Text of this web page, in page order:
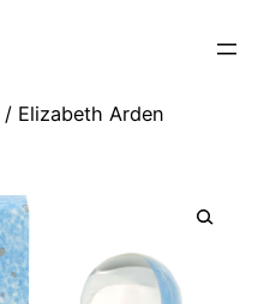
/ Elizabeth Arden